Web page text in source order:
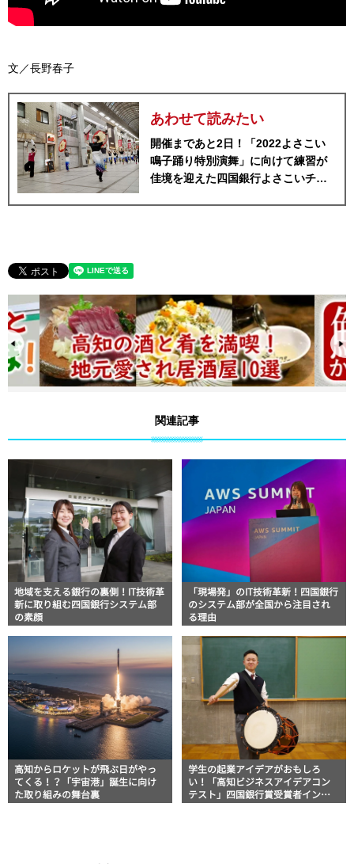
文／長野春子
あわせて読みたい
開催まであと2日！「2022よさこい
鳴子踊り特別演舞」に向けて練習が
佳境を迎えた四国銀行よさこいチー
関連記事
地域を支える銀行の裏側！IT技術革
新に取り組む四国銀行システム部
の素顔
「現場発」のIT技術革新！四国銀行
のシステム部が全国から注目され
る理由
高知からロケットが飛ぶ日がやっ
てくる！？「宇宙港」誕生に向け
た取り組みの舞台裏
学生の起業アイデアがおもしろ
い！「高知ビジネスアイデアコン
テスト」四国銀行賞受賞者インタ